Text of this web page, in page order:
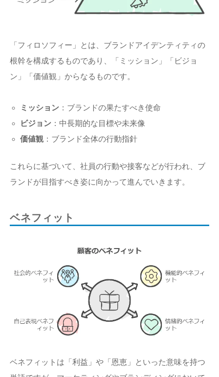
「フィロソフィー」とは、ブランドアイデンティティの
根幹を構成するものであり、「ミッション」「ビジョ
ン」「価値観」からなるものです。
ミッション：ブランドの果たすべき使命
ビジョン：中長期的な目標や未来像
価値観：ブランド全体の行動指針
これらに基づいて、社員の行動や接客などが行われ、ブ
ランドが目指すべき姿に向かって進んでいきます。
ベネフィット
ベネフィットは「利益」や「恩恵」といった意味を持つ